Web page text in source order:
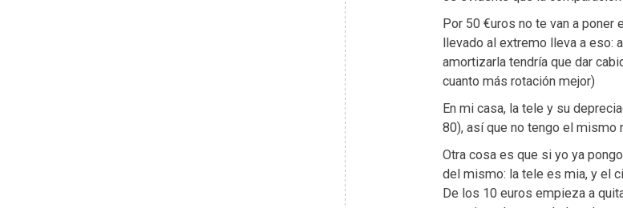
Por 50 €uros no te van a poner
llevado al extremo lleva a eso:
amortizarla tendría que dar
cuanto más rotación mejor)
En mi casa, la tele y su
80), así que no tengo el mismo
Otra cosa es que si yo ya
del mismo: la tele es mia, y el
De los 10 euros empieza a